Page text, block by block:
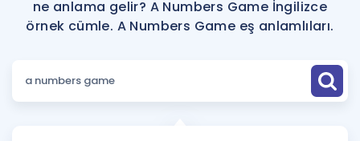
Ücretsiz Kaynaklar
Puan Hesaplama
Blog
İngilizce Gramer
ne anlama gelir? A Numbers Game İngilizce
örnek cümle. A Numbers Game eş anlamlıları.